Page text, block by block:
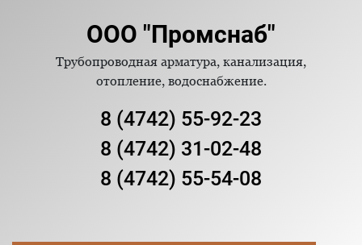
ООО "Промснаб"
Трубопроводная арматура, канализация,
отопление, водоснабжение.
8 (4742) 55-92-23
8 (4742) 31-02-48
8 (4742) 55-54-08